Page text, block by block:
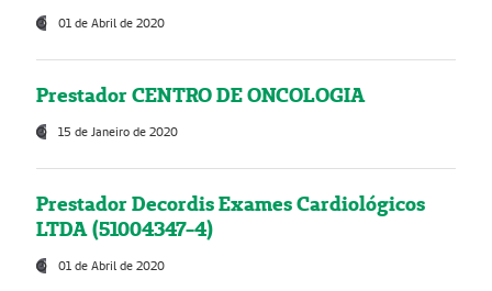
01 de Abril de 2020
Prestador CENTRO DE ONCOLOGIA
15 de Janeiro de 2020
Prestador Decordis Exames Cardiológicos
LTDA (51004347-4)
01 de Abril de 2020